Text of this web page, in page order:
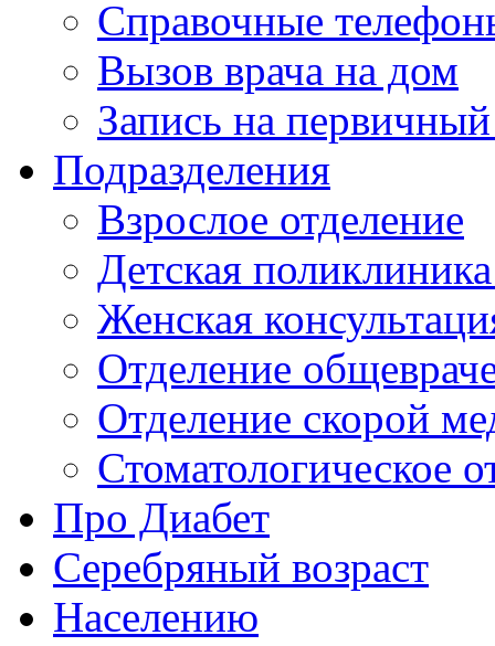
Справочные
Вызов врача на дом
Запись на
Подразделения
Взрослое отделение
Детская
Женская
Отделение
Отделение скорой
Стоматологическое
Про Диабет
Серебряный возраст
Населению